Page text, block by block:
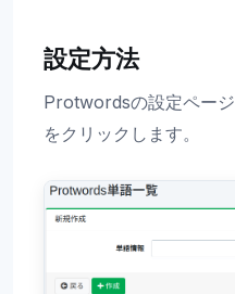
設定方法
Protwordsの設定ペー
をクリックします。